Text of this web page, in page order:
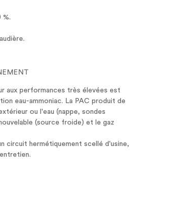
%.
aux performances très élevées est
eau-ammoniac. La PAC produit de
ou l'eau (nappe, sondes
(source froide) et le gaz
circuit hermétiquement scellé d'usine,